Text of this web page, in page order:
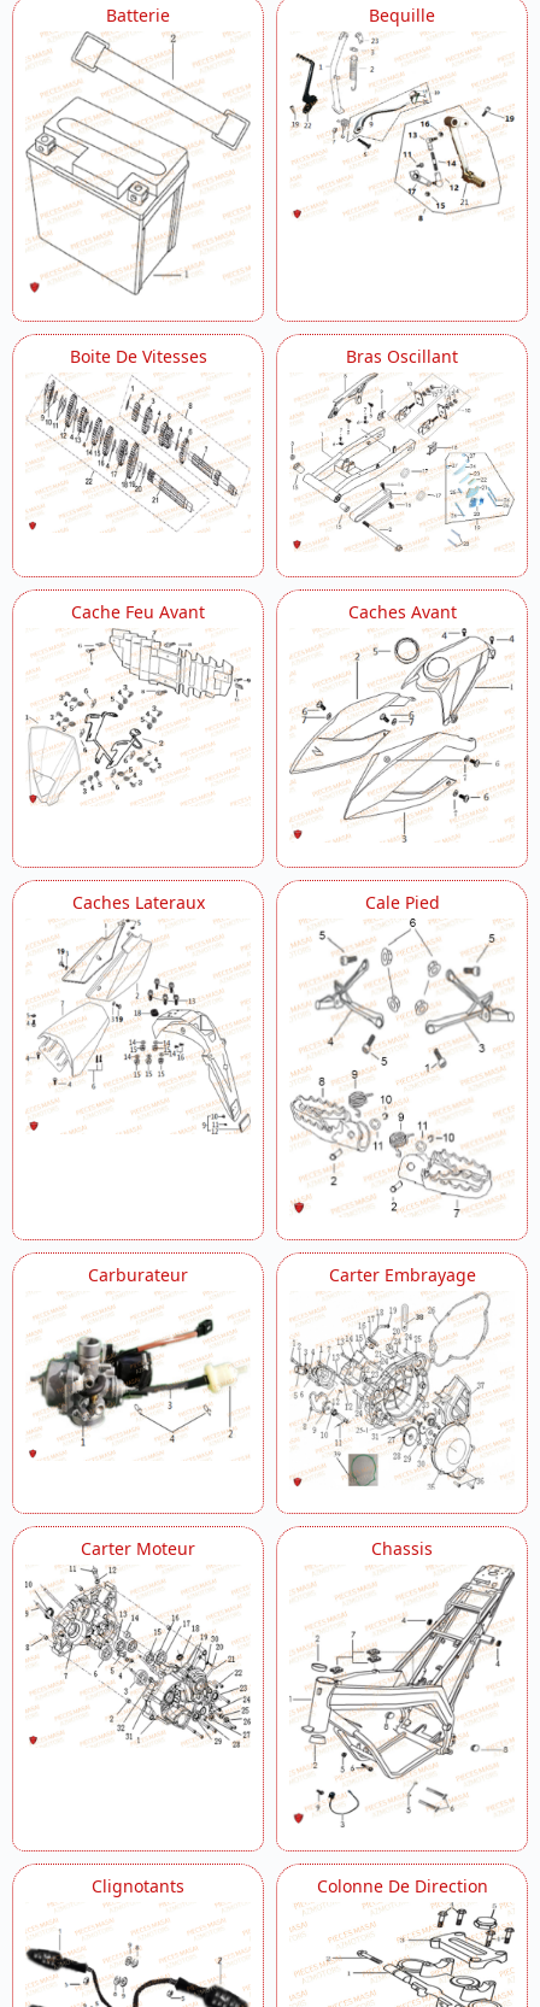
Levier Embrayage
Passage De Roue
Pompe A Huile
Refroidissement
Reservoir
Robinet De Carburant
Roue Arriere
Roue Avant Stf
Selecteur De Vitesses
Selle
Trousse A Outils
Vanne Alimentation D Air
Vilebrequin
Batterie Bequille
Boite De Vitesses Bras Oscillant
Cache Feu Avant Caches Avant
Caches Lateraux Cale Pied
Carburateur Carter Embrayage
Carter Moteur Chassis
Clignotants Colonne De Direction